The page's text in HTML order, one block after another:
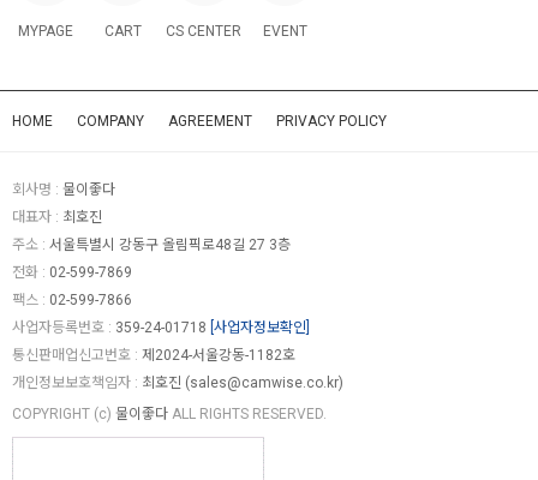
MYPAGE CART CS CENTER EVENT
HOME COMPANY AGREEMENT PRIVACY POLICY
회사명 : 물이좋다
대표자 : 최호진
주소 : 서울특별시 강동구 올림픽로48길 27 3층
전화 : 02-599-7869
팩스 : 02-599-7866
사업자등록번호 : 359-24-01718 [사업자정보확인]
통신판매업신고번호 : 제2024-서울강동-1182호
개인정보보호책임자 : 최호진 (sales@camwise.co.kr)
COPYRIGHT (c) 물이좋다 ALL RIGHTS RESERVED.